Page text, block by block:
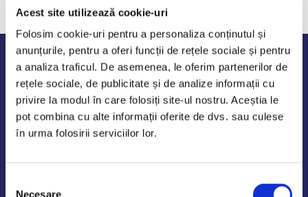
Acest site utilizează cookie-uri
Folosim cookie-uri pentru a personaliza conținutul și
anunțurile, pentru a oferi funcții de rețele sociale și pentru
a analiza traficul. De asemenea, le oferim partenerilor de
rețele sociale, de publicitate și de analize informații cu
privire la modul în care folosiți site-ul nostru. Aceștia le
pot combina cu alte informații oferite de dvs. sau culese
în urma folosirii serviciilor lor.
Necesare
Program de lucru
Luni - Vineri: 09:00-18:00
Sambata - Duminica: 10:00-14:00